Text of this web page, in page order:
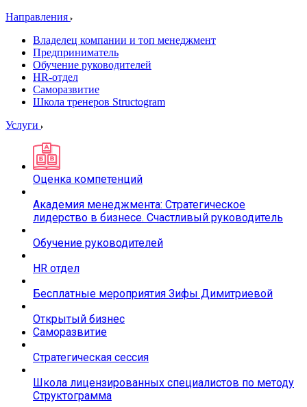
Направления
Владелец компании и топ менеджмент
Предприниматель
Обучение руководителей
HR-отдел
Саморазвитие
Школа тренеров Structogram
Услуги
Оценка компетенций
Академия менеджмента: Стратегическое
лидерство в бизнесе. Счастливый руководитель
Обучение руководителей
HR отдел
Бесплатные мероприятия Зифы Димитриевой
Открытый бизнес
Саморазвитие
Стратегическая сессия
Школа лицензированных специалистов по методу
Структограмма